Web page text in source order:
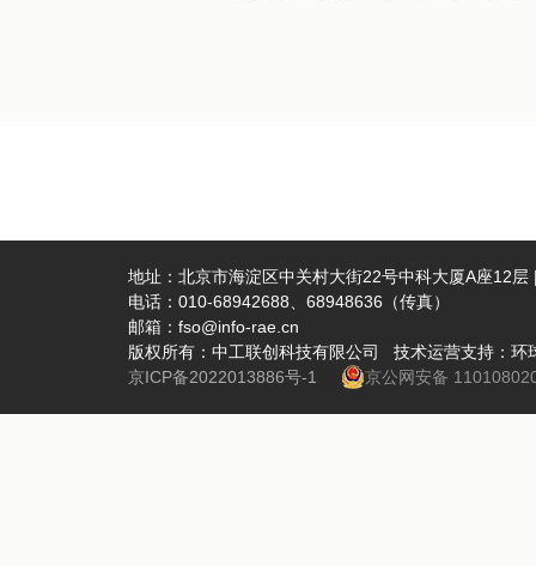
地址：北京市海淀区中关村大街22号中科大厦A座12层
电话：010-68942688、68948636（传真）
邮箱：fso@info-rae.cn
版权所有：中工联创科技有限公司 技术运营支持：
京ICP备2022013886号-1
京公网安备